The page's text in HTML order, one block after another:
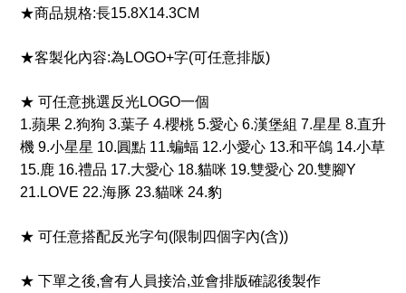
★商品規格:長15.8X14.3CM
★客製化內容:為LOGO+字(可任意排版)
★ 可任意挑選反光LOGO一個
1.蘋果 2.狗狗 3.葉子 4.櫻桃 5.愛心 6.漢堡組 7.星星 8.直升
機 9.小星星 10.圓點 11.蝙蝠 12.小愛心 13.和平鴿 14.小草
15.鹿 16.禮品 17.大愛心 18.貓咪 19.雙愛心 20.雙腳Y
21.LOVE 22.海豚 23.貓咪 24.豹
★ 可任意搭配反光字句(限制四個字內(含))
★ 下單之後,會有人員接洽,並會排版確認後製作